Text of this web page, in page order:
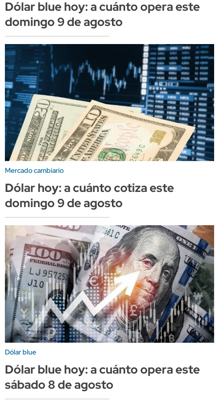
Dólar blue hoy: a cuánto opera este
domingo 9 de agosto
Mercado cambiario
Dólar hoy: a cuánto cotiza este
domingo 9 de agosto
Dólar blue
Dólar blue hoy: a cuánto opera este
sábado 8 de agosto